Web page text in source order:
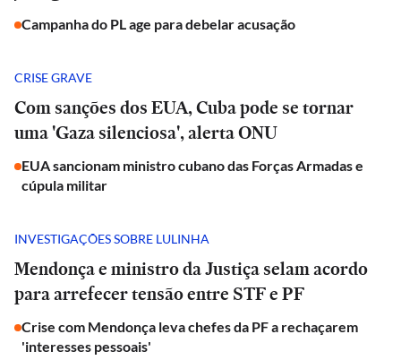
Campanha do PL age para debelar acusação
CRISE GRAVE
Com sanções dos EUA, Cuba pode se tornar
uma 'Gaza silenciosa', alerta ONU
EUA sancionam ministro cubano das Forças Armadas e
cúpula militar
INVESTIGAÇÕES SOBRE LULINHA
Mendonça e ministro da Justiça selam acordo
para arrefecer tensão entre STF e PF
Crise com Mendonça leva chefes da PF a rechaçarem
'interesses pessoais'